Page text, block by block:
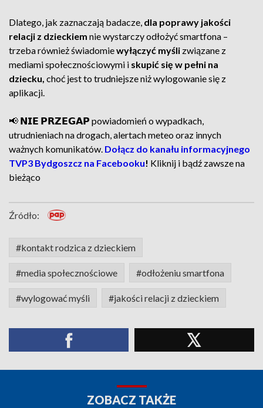
Dlatego, jak zaznaczają badacze, dla poprawy jakości
relacji z dzieckiem nie wystarczy odłożyć smartfona –
trzeba również świadomiewyłączyć myśli związane z
mediami społecznościowymi i skupić się w pełni na
dziecku, choć jest to trudniejsze niż wylogowanie się z
aplikacji.
📢 𝗡𝗜𝗘 𝗣𝗥𝗭𝗘𝗚𝗔𝗣 powiadomień o wypadkach,
utrudnieniach na drogach, alertach meteo oraz innych
ważnych komunikatów. Dołącz do kanału informacyjnego
TVP3 Bydgoszcz na Facebooku! Kliknij i bądź zawsze na
bieżąco
Źródło:
#kontakt rodzica z dzieckiem
#media społecznościowe #odłożeniu smartfona
#wylogować myśli #jakości relacji z dzieckiem
ZOBACZ TAKŻE